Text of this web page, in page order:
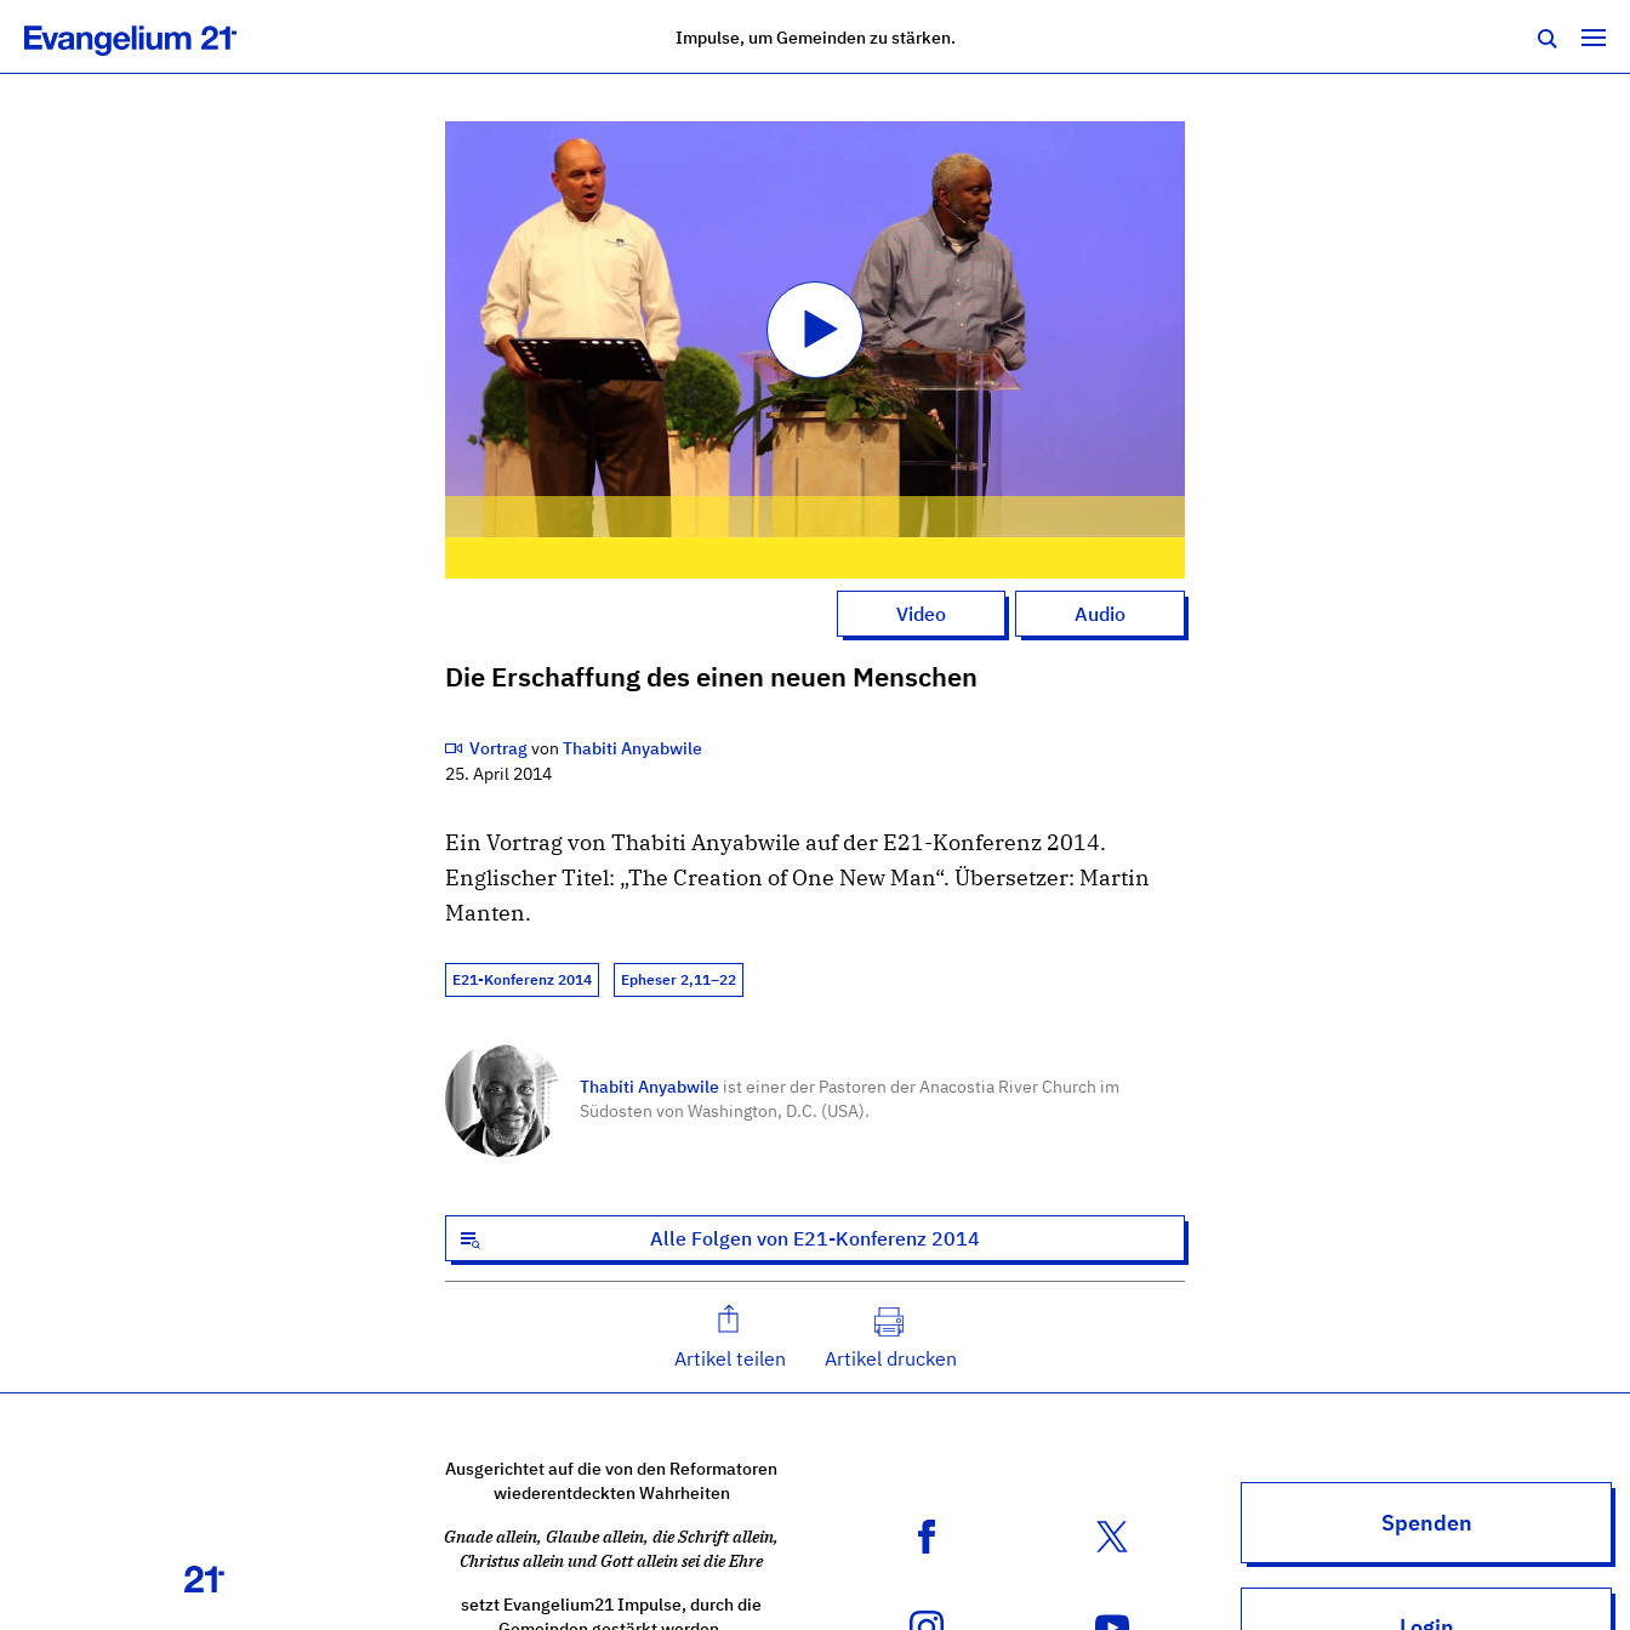
Impulse, um Gemeinden zu stärken.
Video Audio
Die Erschaffung des einen neuen Menschen
VortragvonThabiti Anyabwile
25. April 2014
Ein Vortrag von Thabiti Anyabwile auf der E21-Konferenz 2014.
Englischer Titel: „The Creation of One New Man“. Übersetzer: Martin
Manten.
E21-Konferenz 2014 Epheser 2,11–22
Thabiti Anyabwile ist einer der Pastoren der Anacostia River Church im
Südosten von Washington, D.C. (USA).
Alle Folgen von E21-Konferenz 2014
Artikel teilen Artikel drucken
Ausgerichtet auf die von den Reformatoren
wiederentdeckten Wahrheiten
Gnade allein, Glaube allein, die Schrift allein,
Christus allein und Gott allein sei die Ehre
setzt Evangelium21 Impulse, durch die
Spenden